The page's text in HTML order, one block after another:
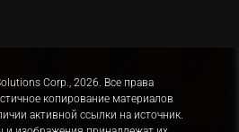
Corp., 2026. Все права
копирование материалов
активной ссылки на источник.